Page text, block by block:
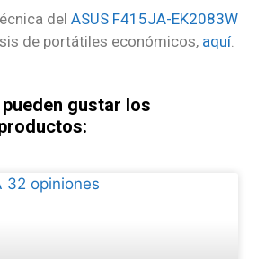
del ASUS F415JA-EK2083W
de portátiles económicos, aquí.
gustar los